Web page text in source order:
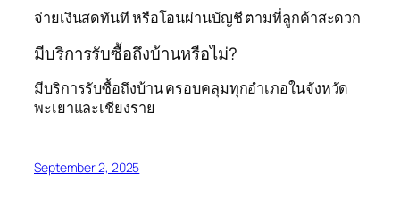
จ่ายเงินสดทันที หรือโอนผ่านบัญชี ตามที่ลูกค้าสะดวก
มีบริการรับซื้อถึงบ้านหรือไม่?
มีบริการรับซื้อถึงบ้าน ครอบคลุมทุกอำเภอในจังหวัด
พะเยาและเชียงราย
September 2, 2025